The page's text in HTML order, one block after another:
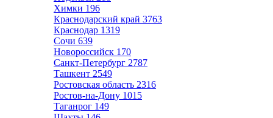
Химки 196
Краснодарский край 3763
Краснодар 1319
Сочи 639
Новороссийск 170
Санкт-Петербург 2787
Ташкент 2549
Ростовская область 2316
Ростов-на-Дону 1015
Таганрог 149